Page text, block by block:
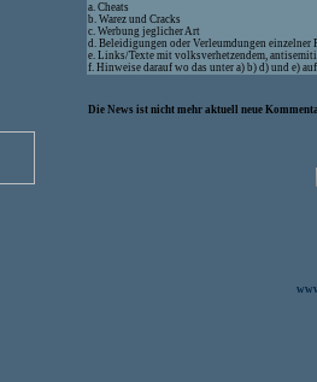
a. Cheats
b. Warez und Cracks
c. Werbung jeglicher Art
d. Beleidigungen oder Verleumdungen einzelner
e. Links/Texte mit volksverhetzendem,
f. Hinweise darauf wo das unter a) b) d) und e)
Die News ist nicht mehr aktuell neue